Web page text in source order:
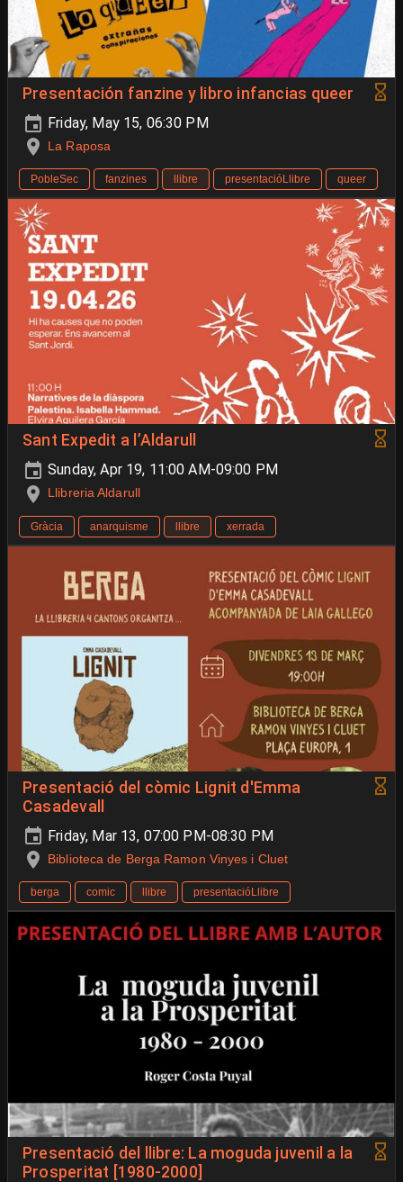
Presentación fanzine y libro infancias queer
Friday, May 15, 06:30 PM
La Raposa
PobleSec fanzines llibre presentacióLlibre queer
Sant Expedit a l’Aldarull
Sunday, Apr 19, 11:00 AM-09:00 PM
Llibreria Aldarull
Gràcia anarquisme llibre xerrada
Presentació del còmic Lignit d'Emma
Casadevall
Friday, Mar 13, 07:00 PM-08:30 PM
Biblioteca de Berga Ramon Vinyes i Cluet
berga comic llibre presentacióLlibre
Presentació del llibre: La moguda juvenil a la
Prosperitat [1980-2000]